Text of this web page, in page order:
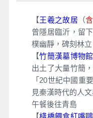
【王羲之故居 （
曾隱居臨沂，留
樸幽靜，碑刻林
【竹簡漢墓博物館
出土了大量竹簡
「20世紀中國重
見秦漢時代的人文
午餐後往青島